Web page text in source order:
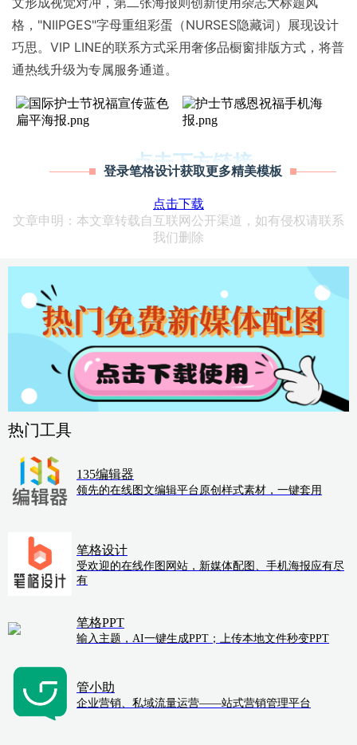
格，"NIIPGES"字母重组彩蛋（NURSES隐藏词）展现设计
巧思。VIP LINE的联系方式采用奢侈品橱窗排版方式，将普
通热线升级为专属服务通道。
点击下方链接
登录笔格设计获取更多精美模板
点击下载
文章申明：本文章转载自互联网公开渠道，如有侵权请联系
我们删除
热门工具
135编辑器
领先的在线图文编辑平台原创样式素材，一键套用
笔格设计
受欢迎的在线作图网站，新媒体配图、手机海报应有尽
有
笔格PPT
输入主题，AI一键生成PPT；上传本地文件秒变PPT
管小助
企业营销、私域流量运营——站式营销管理平台